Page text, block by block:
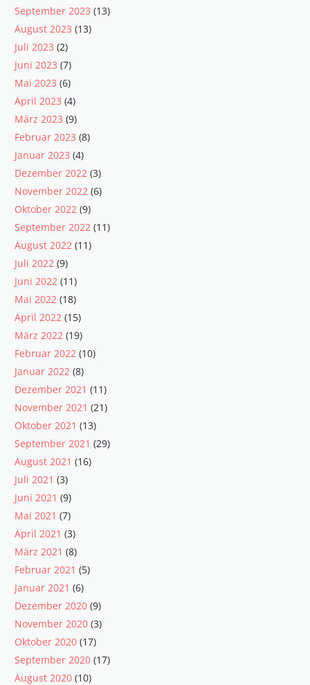
September 2023 (13)
August 2023 (13)
Juli 2023 (2)
Juni 2023 (7)
Mai 2023 (6)
April 2023 (4)
März 2023 (9)
Februar 2023 (8)
Januar 2023 (4)
Dezember 2022 (3)
November 2022 (6)
Oktober 2022 (9)
September 2022 (11)
August 2022 (11)
Juli 2022 (9)
Juni 2022 (11)
Mai 2022 (18)
April 2022 (15)
März 2022 (19)
Februar 2022 (10)
Januar 2022 (8)
Dezember 2021 (11)
November 2021 (21)
Oktober 2021 (13)
September 2021 (29)
August 2021 (16)
Juli 2021 (3)
Juni 2021 (9)
Mai 2021 (7)
April 2021 (3)
März 2021 (8)
Februar 2021 (5)
Januar 2021 (6)
Dezember 2020 (9)
November 2020 (3)
Oktober 2020 (17)
September 2020 (17)
August 2020 (10)